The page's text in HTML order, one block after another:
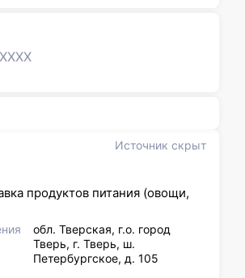
Источник скрыт
продуктов питания (овощи,
обл. Тверская, г.о. город
Тверь, г. Тверь, ш.
Петербургское, д. 105